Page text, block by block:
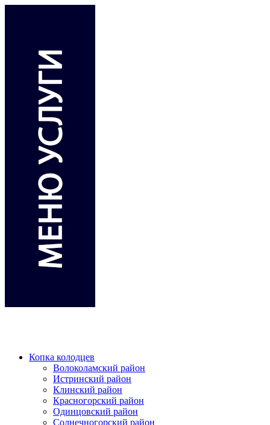
Копка колодцев
Волоколамский район
Истринский район
Клинский район
Красногорский район
Одинцовский район
Солнечногорский район